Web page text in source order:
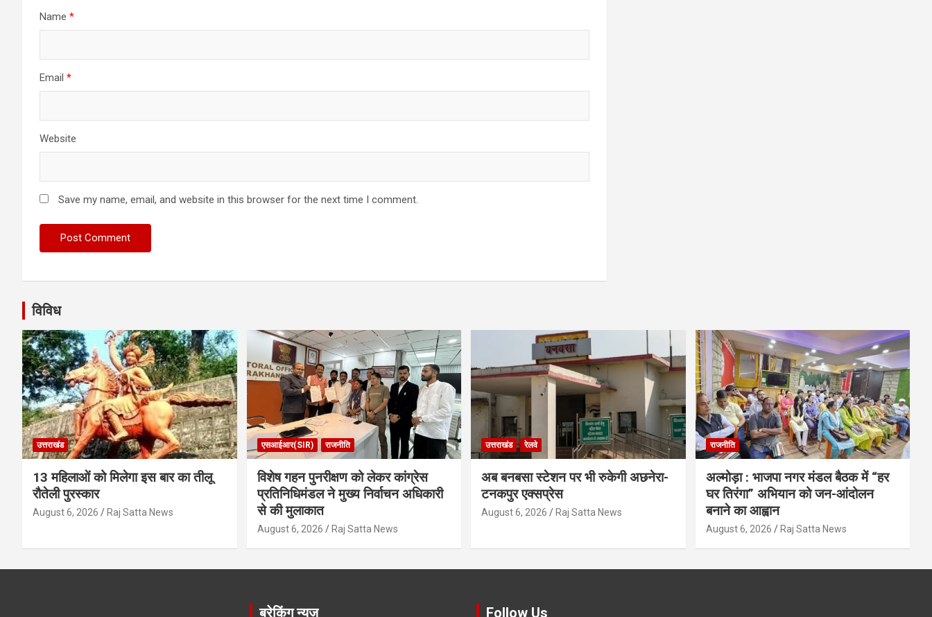
Name *
Email *
Website
Save my name, email, and website in this browser for the next time I comment.
विविध
उत्तराखंड
13 महिलाओं को मिलेगा इस बार का तीलू
रौतेली पुरस्कार
August 6, 2026 Raj Satta News
एसआईआर(SIR) राजनीति
विशेष गहन पुनरीक्षण को लेकर कांग्रेस
प्रतिनिधिमंडल ने मुख्य निर्वाचन अधिकारी
से की मुलाकात
August 6, 2026 Raj Satta News
उत्तराखंड रेलवे
अब बनबसा स्टेशन पर भी रुकेगी अछनेरा-
टनकपुर एक्सप्रेस
August 6, 2026 Raj Satta News
राजनीति
अल्मोड़ा : भाजपा नगर मंडल बैठक में “हर
घर तिरंगा” अभियान को जन-आंदोलन
बनाने का आह्वान
August 6, 2026 Raj Satta News
ब्रेकिंग न्यूज़ Follow Us